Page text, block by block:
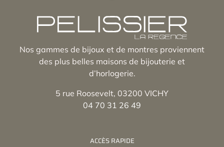
Nos gammes de bijoux et de montres proviennent
des plus belles maisons de bijouterie et
d’horlogerie.
5 rue Roosevelt, 03200 VICHY
04 70 31 26 49
ACCÈS RAPIDE